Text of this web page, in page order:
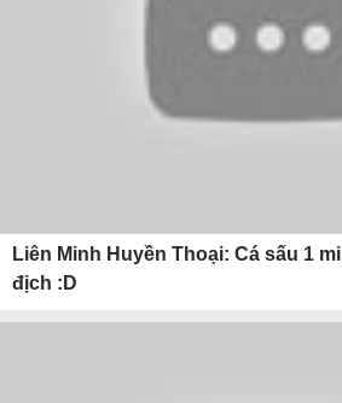
Liên Minh Huyền Thoại: Cá sấu 1
địch :D